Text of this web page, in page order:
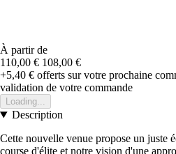
À partir de
110,00 € 108,00 €
+5,40 € offerts sur votre prochaine
validation de votre commande
Loading...
Description
Cette nouvelle venue propose un juste
course d'élite et notre vision d'une